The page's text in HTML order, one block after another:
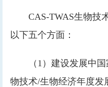
CAS-TWAS生物技
以下五个方面：
（1）建设发展中
物技术/生物经济年度发